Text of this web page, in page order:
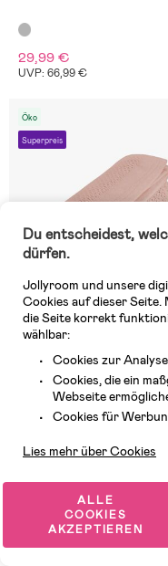
29,99 €
UVP: 66,99 €
Öko
Superpreis
Auf Lager
Vinter & Bloom Soft Grid
UVP: 24,99 €
1
Du entscheidest,
dürfen.
Jollyroom und unsere
Cookies auf dieser
die Seite korrekt
wählbar:
Cookies zur
Cookies, die ein
Webseite
Cookies für
Lies mehr über Cookies
ALLE
COOKIES
AKZEPTIEREN